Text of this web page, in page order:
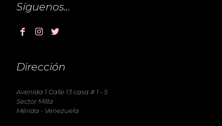
Síguenos…
Dirección
Avenida 1 Calle 13 casa # 1 - 5
Sector Milla
Mérida - Venezuela